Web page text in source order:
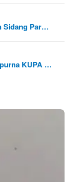
Sidang Par…
KUPA …